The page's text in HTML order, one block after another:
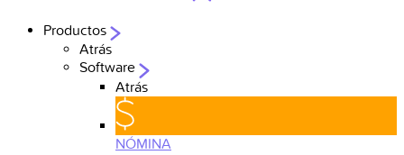
Productos
Atrás
Software
Atrás
NÓMINA